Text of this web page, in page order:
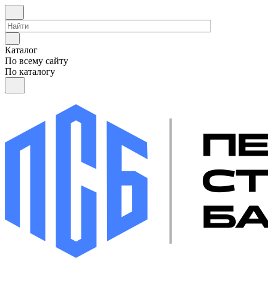
Каталог
По всему сайту
По каталогу